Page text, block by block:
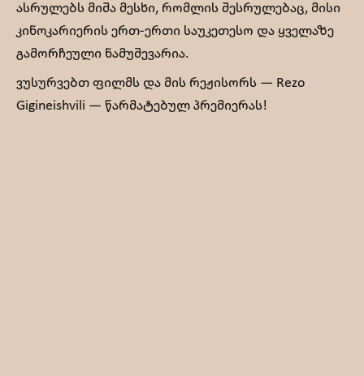
ასრულებს მიშა მესხი, რომლის შესრულებაც, მისი
კინოკარიერის ერთ-ერთი საუკეთესო და ყველაზე
გამორჩეული ნამუშევარია.
ვუსურვებთ ფილმს და მის რეჟისორს — Rezo
Gigineishvili — წარმატებულ პრემიერას!